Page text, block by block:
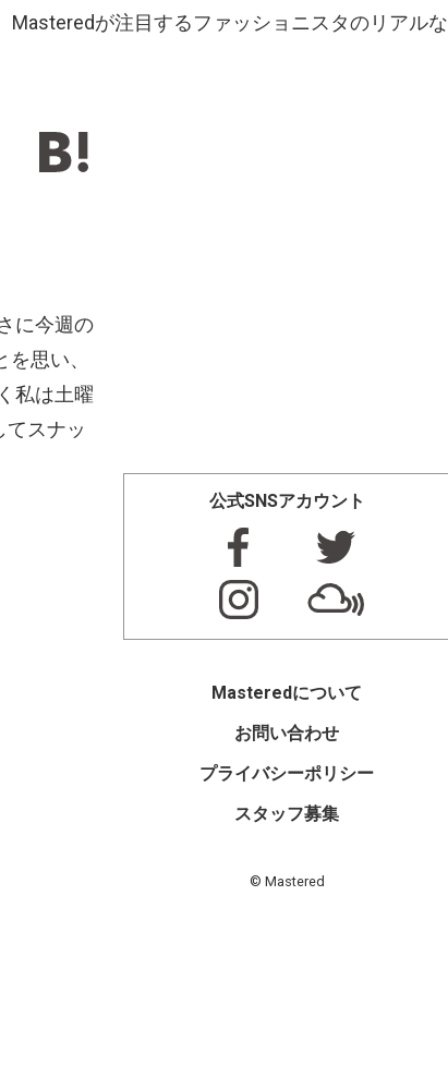
Masteredが注目するファッショニスタのリアルな
に今週の
思い、
私は土曜
スナッ
公式SNSアカウント
Masteredについて
お問い合わせ
プライバシーポリシー
スタッフ募集
© Mastered